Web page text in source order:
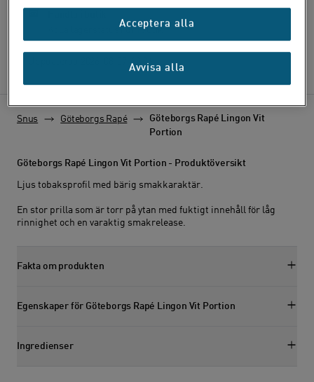
Kolla lagerstatus i din butik
Lagerstatus senast uppdaterad:
12:06
Snus Göteborgs Rapé
Göteborgs Rapé Lingon Vit
Portion
Göteborgs Rapé Lingon Vit Portion - Produktöversikt
Ljus tobaksprofil med bärig smakkaraktär.
En stor prilla som är torr på ytan med fuktigt innehåll för låg
rinnighet och en varaktig smakrelease.
Fakta om produkten
Visa faktasektion
Egenskaper för Göteborgs Rapé Lingon Vit Portion
Visa egenskapssektion
Ingredienser
Visa ingredienssektion
Acceptera alla
Avvisa alla